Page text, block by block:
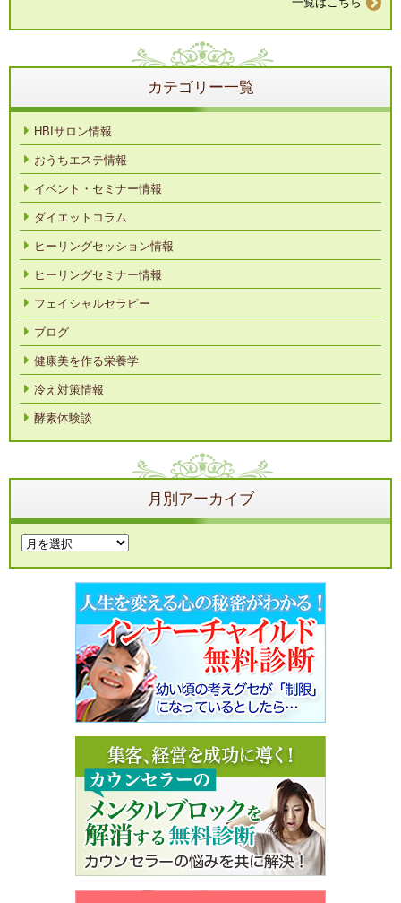
カテゴリー一覧
HBIサロン情報
おうちエステ情報
イベント・セミナー情報
ダイエットコラム
ヒーリングセッション情報
ヒーリングセミナー情報
フェイシャルセラピー
ブログ
健康美を作る栄養学
冷え対策情報
酵素体験談
月別アーカイブ
月
別
ア